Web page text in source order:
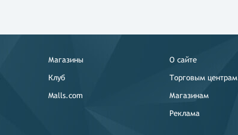
Магазины
Клуб
Malls.com
О сайте
Торговым центрам
Магазинам
Реклама